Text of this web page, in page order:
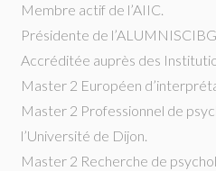
Membre actif de l’AIIC.
Présidente de
Accréditée auprès des
Master 2 Européen
Master 2 Professionnel de
l’Université de Dijon.
Master 2 Recherche de